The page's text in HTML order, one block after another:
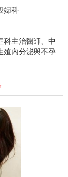
婦科
科主治醫師、中
殖內分泌與不孕